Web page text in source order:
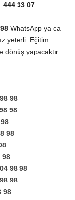
444 33 07
WhatsApp ya da
yeterli. Eğitim
dönüş yapacaktır.
98
98
98
98
98 98
98
98